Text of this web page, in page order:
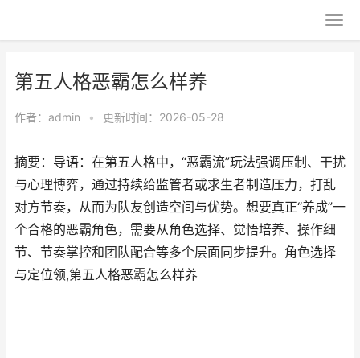
第五人格恶霸怎么样养
作者： admin • 更新时间：2026-05-28
摘要：导语：在第五人格中，“恶霸流”玩法强调压制、干扰
与心理博弈，通过持续给监管者或求生者制造压力，打乱
对方节奏，从而为队友创造空间与优势。想要真正“养成”一
个合格的恶霸角色，需要从角色选择、觉悟培养、操作细
节、节奏掌控和团队配合等多个层面同步提升。角色选择
与定位领,第五人格恶霸怎么样养